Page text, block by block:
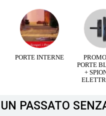
PROMOZIONI
Barriere
/
PASSATO